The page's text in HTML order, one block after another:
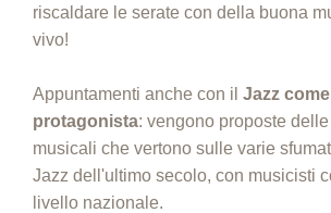
riscaldare le serate con della buona
vivo!
Appuntamenti anche con il Jazz
protagonista: vengono proposte
musicali che vertono sulle varie
Jazz dell'ultimo secolo, con musicisti
livello nazionale.